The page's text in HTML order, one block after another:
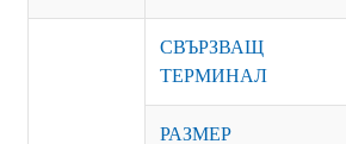
СВЪРЗВАЩ
ТЕРМИНАЛ
РАЗМЕР